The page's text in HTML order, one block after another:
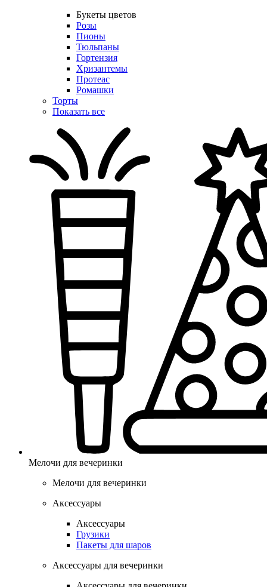
Букеты цветов
Розы
Пионы
Тюльпаны
Гортензия
Хризантемы
Протеас
Ромашки
Торты
Показать все
Мелочи для вечеринки
Мелочи для вечеринки
Аксессуары
Аксессуары
Грузики
Пакеты для шаров
Аксессуары для вечеринки